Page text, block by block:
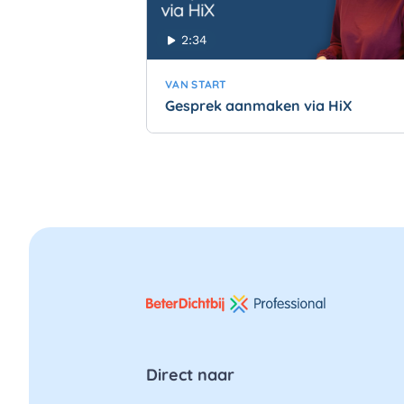
2:34
VAN START
Gesprek aanmaken via HiX
Direct naar